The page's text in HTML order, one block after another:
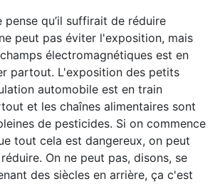
pense qu’il suffirait de réduire
peut pas éviter l'exposition, mais
électromagnétiques est en
partout. L'exposition des petits
automobile est en train
et les chaînes alimentaires sont
de pesticides. Si on commence
tout cela est dangereux, on peut
On ne peut pas, disons, se
des siècles en arrière, ça c'est